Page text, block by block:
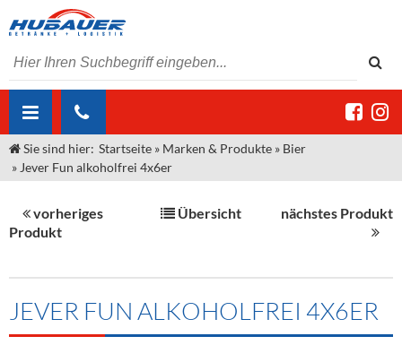
ÜBER UNS
Unser Liefergebiet
Kontakt
Angebote Gastronomie & Großhandel
Neuigkeiten
MARKEN & PRODUKTE
Sirup
Spirituosen
Kommisionskauf & Lieferbedingungen
Fremddienstleistungen
Sie sind hier: Startseite » Marken & Produkte » Bier
» Jever Fun alkoholfrei 4x6er
vorheriges
Produkt
Übersicht nächstes Produkt
JEVER FUN ALKOHOLFREI 4X6ER